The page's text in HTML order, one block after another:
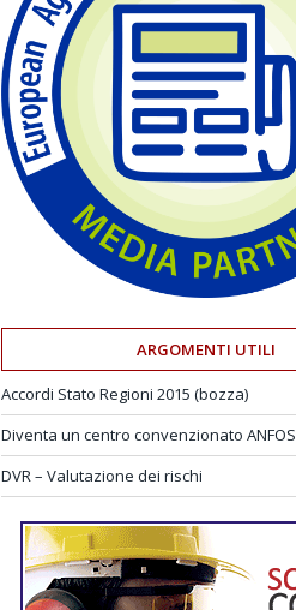
ARGOMENTI UTILI
Accordi Stato Regioni 2015 (bozza)
Diventa un centro convenzionato ANFOS
DVR – Valutazione dei rischi